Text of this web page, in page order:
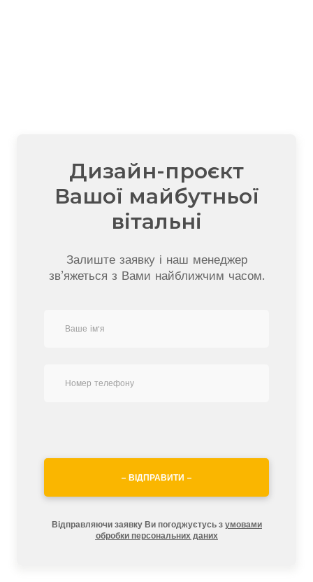
Дизайн-проєкт
Вашої майбутньої
вітальні
Залиште заявку і наш менеджер
зв’яжеться з Вами найближчим часом.
– ВІДПРАВИТИ –
Відправляючи заявку Ви погоджуєтусь з умовами
обробки персональних даних